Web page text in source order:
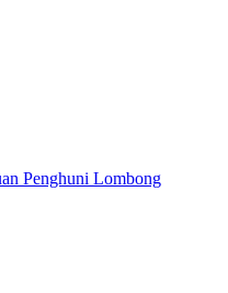
Penghuni Lombong